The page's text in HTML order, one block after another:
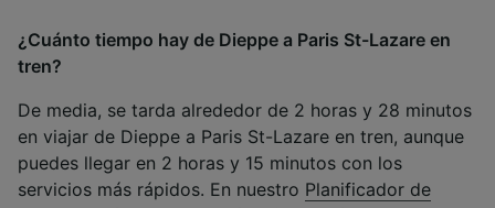
¿Cuánto tiempo hay de Dieppe a Paris St-Lazare en
tren?
De media, se tarda alrededor de 2 horas y 28 minutos
en viajar de Dieppe a Paris St-Lazare en tren, aunque
puedes llegar en 2 horas y 15 minutos con los
servicios más rápidos. En nuestro Planificador de